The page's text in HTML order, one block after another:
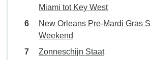
Miami tot Key West
New Orleans Pre-Mardi Gras
Weekend
Zonneschijn Staat